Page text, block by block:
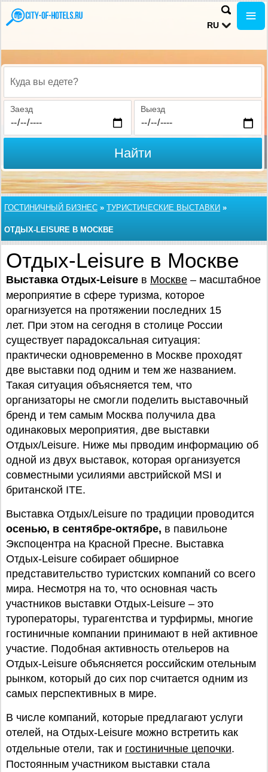
RU
Куда вы едете?
Заезд Выезд
Найти
ГОСТИНИЧНЫЙ БИЗНЕС » ТУРИСТИЧЕСКИЕ ВЫСТАВКИ »
ОТДЫХ-LEISURE В МОСКВЕ
Отдых-Leisure в Москве
Выставка Отдых-Leisure в Москве – масштабное
мероприятие в сфере туризма, которое
орагнизуется на протяжении последних 15
лет. При этом на сегодня в столице России
существует парадоксальная ситуация:
практически одновременно в Москве проходят
две выставки под одним и тем же названием.
Такая ситуация объясняется тем, что
организаторы не смогли поделить выставочный
бренд и тем самым Москва получила два
одинаковых мероприятия, две выставки
Отдых/Leisure. Ниже мы прводим информацию об
одной из двух выставок, которая организуется
совместными усилиями австрийской MSI и
британской ITE.
Выставка Отдых/Leisure по традиции проводится
осенью, в сентябре-октябре, в павильоне
Экспоцентра на Красной Пресне. Выставка
Отдых-Leisure собирает обширное
представительство туристских компаний со всего
мира. Несмотря на то, что основная часть
участников выставки Отдых-Leisure – это
туроператоры, турагентства и турфирмы, многие
гостиничные компании принимают в ней активное
участие. Подобная активность отельеров на
Отдых-Leisure объясняется российским отельным
рынком, который до сих пор считается одним из
самых перспективных в мире.
В числе компаний, которые предлагают услуги
отелей, на Отдых-Leisure можно встретить как
отдельные отели, так и гостиничные цепочки.
Постоянным участником выставки стала